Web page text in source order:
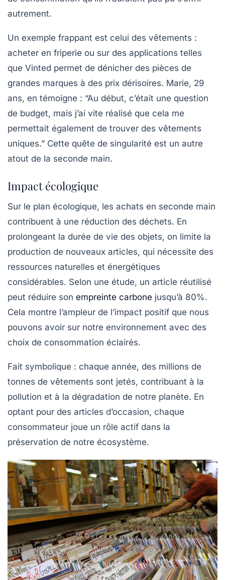
autrement.
Un exemple frappant est celui des vêtements :
acheter en friperie ou sur des applications telles
que Vinted permet de dénicher des pièces de
grandes marques à des prix dérisoires. Marie, 29
ans, en témoigne : “Au début, c’était une question
de budget, mais j’ai vite réalisé que cela me
permettait également de trouver des vêtements
uniques.” Cette quête de singularité est un autre
atout de la seconde main.
Impact écologique
Sur le plan écologique, les achats en seconde main
contribuent à une réduction des déchets. En
prolongeant la durée de vie des objets, on limite la
production de nouveaux articles, qui nécessite des
ressources naturelles et énergétiques
considérables. Selon une étude, un article réutilisé
peut réduire son empreinte carbone jusqu’à 80%.
Cela montre l’ampleur de l’impact positif que nous
pouvons avoir sur notre environnement avec des
choix de consommation éclairés.
Fait symbolique : chaque année, des millions de
tonnes de vêtements sont jetés, contribuant à la
pollution et à la dégradation de notre planète. En
optant pour des articles d’occasion, chaque
consommateur joue un rôle actif dans la
préservation de notre écosystème.